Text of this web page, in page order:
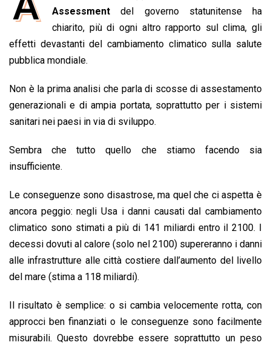
e
o
o
t
s
A
p
k
e
d
e
a
d
i
l
y
L
i
n
t
Assessment del governo statunitense ha
chiarito, più di ogni altro rapporto sul clima, gli
effetti devastanti del cambiamento climatico sulla salute
pubblica mondiale.
Non è la prima analisi che parla di scosse di assestamento
generazionali e di ampia portata, soprattutto per i sistemi
sanitari nei paesi in via di sviluppo.
Sembra che tutto quello che stiamo facendo sia
insufficiente.
Le conseguenze sono disastrose, ma quel che ci aspetta è
ancora peggio: negli Usa i danni causati dal cambiamento
climatico sono stimati a più di 141 miliardi entro il 2100. I
decessi dovuti al calore (solo nel 2100) supereranno i danni
alle infrastrutture alle città costiere dall’aumento del livello
del mare (stima a 118 miliardi).
Il risultato è semplice: o si cambia velocemente rotta, con
approcci ben finanziati o le conseguenze sono facilmente
misurabili. Questo dovrebbe essere soprattutto un peso